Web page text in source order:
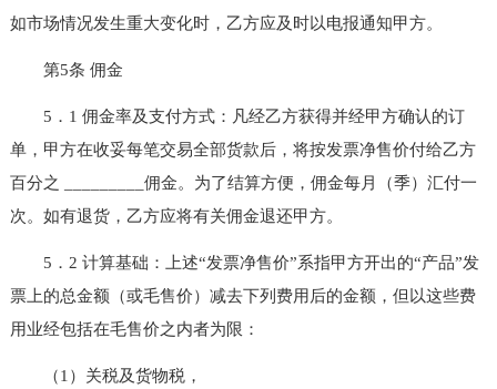
如市场情况发生重大变化时，乙方应及时以电报通知甲方。
第5条 佣金
5．1 佣金率及支付方式：凡经乙方获得并经甲方确认的订
单，甲方在收妥每笔交易全部货款后，将按发票净售价付给乙方
百分之 _________佣金。为了结算方便，佣金每月（季）汇付一
次。如有退货，乙方应将有关佣金退还甲方。
5．2 计算基础：上述“发票净售价”系指甲方开出的“产品”发
票上的总金额（或毛售价）减去下列费用后的金额，但以这些费
用业经包括在毛售价之内者为限：
（1）关税及货物税，